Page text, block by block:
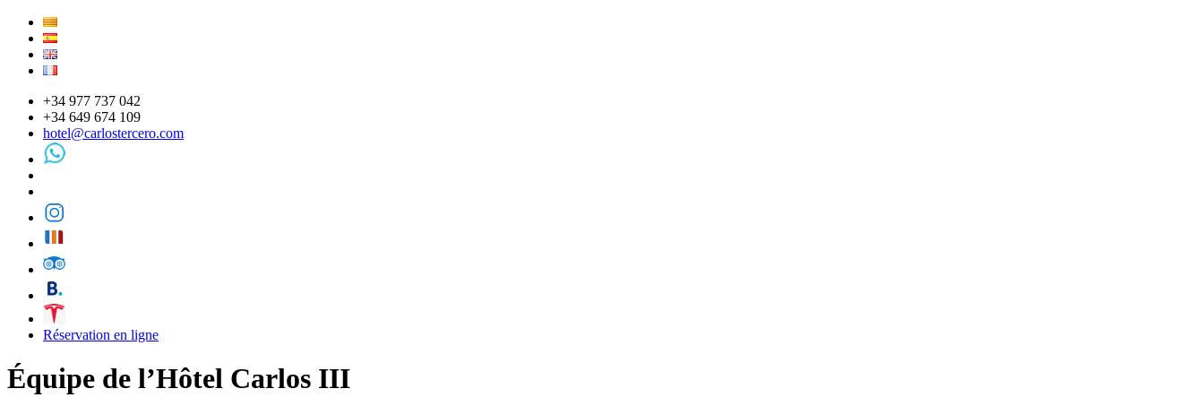
+34 977 737 042
+34 649 674 109
hotel@carlostercero.com
Réservation en ligne
Équipe de l’Hôtel Carlos III